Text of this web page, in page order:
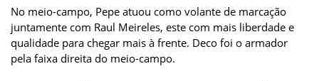
No meio-campo, Pepe atuou como volante de marcação
juntamente com Raul Meireles, este com mais liberdade e
qualidade para chegar mais à frente. Deco foi o armador
pela faixa direita do meio-campo.